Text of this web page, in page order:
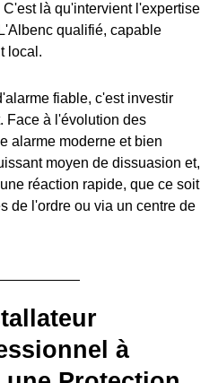
là qu'intervient l'expertise
qualifié, capable
local.
fiable, c'est investir
Face à l'évolution des
alarme moderne et bien
moyen de dissuasion et,
réaction rapide, que ce soit
de l'ordre ou via un centre de
à